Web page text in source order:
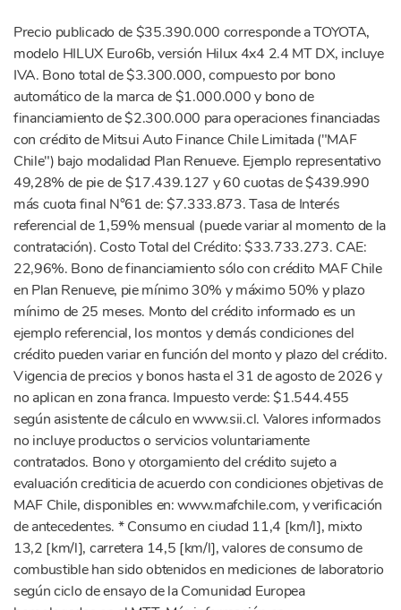
Precio publicado de $35.390.000 corresponde a TOYOTA,
modelo HILUX Euro6b, versión Hilux 4x4 2.4 MT DX, incluye
IVA. Bono total de $3.300.000, compuesto por bono
automático de la marca de $1.000.000 y bono de
financiamiento de $2.300.000 para operaciones financiadas
con crédito de Mitsui Auto Finance Chile Limitada ("MAF
Chile") bajo modalidad Plan Renueve. Ejemplo representativo
49,28% de pie de $17.439.127 y 60 cuotas de $439.990
más cuota final N°61 de: $7.333.873. Tasa de Interés
referencial de 1,59% mensual (puede variar al momento de la
contratación). Costo Total del Crédito: $33.733.273. CAE:
22,96%. Bono de financiamiento sólo con crédito MAF Chile
en Plan Renueve, pie mínimo 30% y máximo 50% y plazo
mínimo de 25 meses. Monto del crédito informado es un
ejemplo referencial, los montos y demás condiciones del
crédito pueden variar en función del monto y plazo del crédito.
Vigencia de precios y bonos hasta el 31 de agosto de 2026 y
no aplican en zona franca. Impuesto verde: $1.544.455
según asistente de cálculo en www.sii.cl. Valores informados
no incluye productos o servicios voluntariamente
contratados. Bono y otorgamiento del crédito sujeto a
evaluación crediticia de acuerdo con condiciones objetivas de
MAF Chile, disponibles en: www.mafchile.com, y verificación
de antecedentes. * Consumo en ciudad 11,4 [km/l], mixto
13,2 [km/l], carretera 14,5 [km/l], valores de consumo de
combustible han sido obtenidos en mediciones de laboratorio
según ciclo de ensayo de la Comunidad Europea